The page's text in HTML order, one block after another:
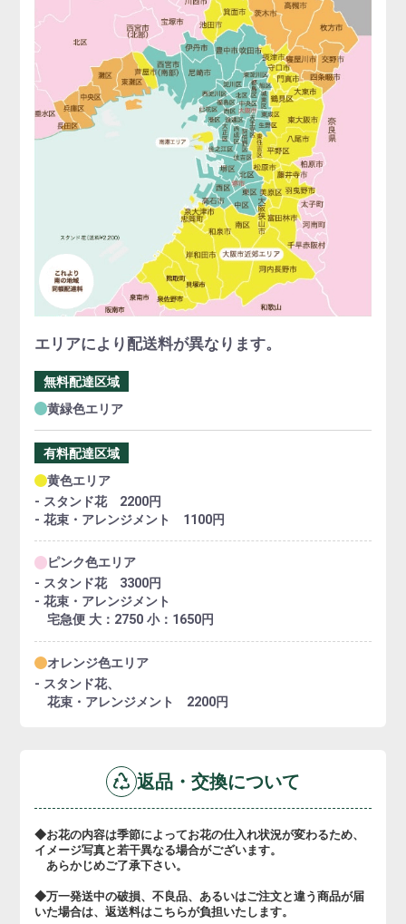
エリアにより配送料が異なります。
無料配達区域
黄緑色エリア
有料配達区域
黄色エリア
- スタンド花 2200円
- 花束・アレンジメント 1100円
ピンク色エリア
- スタンド花 3300円
- 花束・アレンジメント
宅急便 大：2750 小：1650円
オレンジ色エリア
- スタンド花、
花束・アレンジメント 2200円
返品・交換について
◆お花の内容は季節によってお花の仕入れ状況が変わるため、
イメージ写真と若干異なる場合がございます。
あらかじめご了承下さい。
◆万一発送中の破損、不良品、あるいはご注文と違う商品が届
いた場合は、返送料はこちらが負担いたします。